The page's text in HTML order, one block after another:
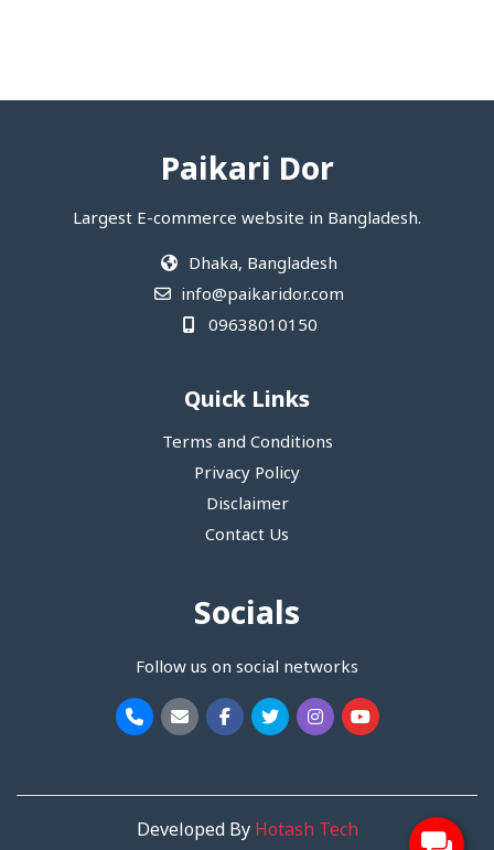
Paikari Dor
Largest E-commerce website in Bangladesh.
Dhaka, Bangladesh
info@paikaridor.com
09638010150
Quick Links
Terms and Conditions
Privacy Policy
Disclaimer
Contact Us
Socials
Follow us on social networks
Developed By Hotash Tech